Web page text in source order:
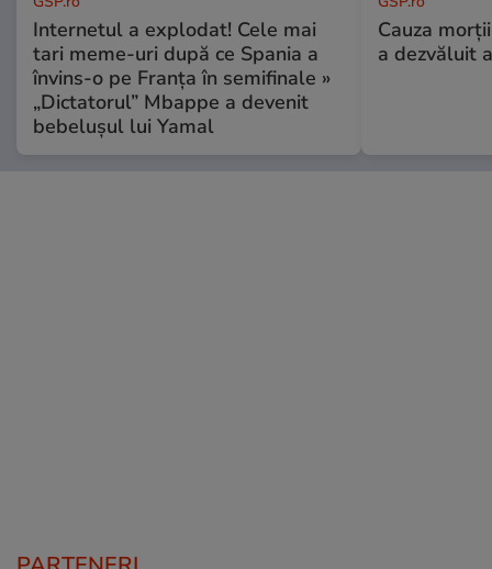
Internetul a explodat! Cele mai
tari meme-uri după ce Spania a
învins-o pe Franța în semifinale »
„Dictatorul” Mbappe a devenit
bebelușul lui Yamal
Cauza
a dezvăluit